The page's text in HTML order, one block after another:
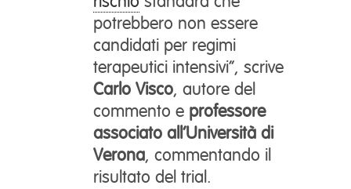
potrebbero non essere
candidati per regimi
terapeutici intensivi”, scrive
Carlo Visco, autore del
commento e professore
associato all’Università di
Verona, commentando il
risultato del trial.